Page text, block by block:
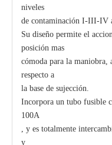
niveles
de contaminación I-III-IV
Su diseño permite el
posición mas
cómoda para la maniobra,
respecto a
la base de sujección.
Incorpora un tubo fusible
100A
, y es totalmente
y